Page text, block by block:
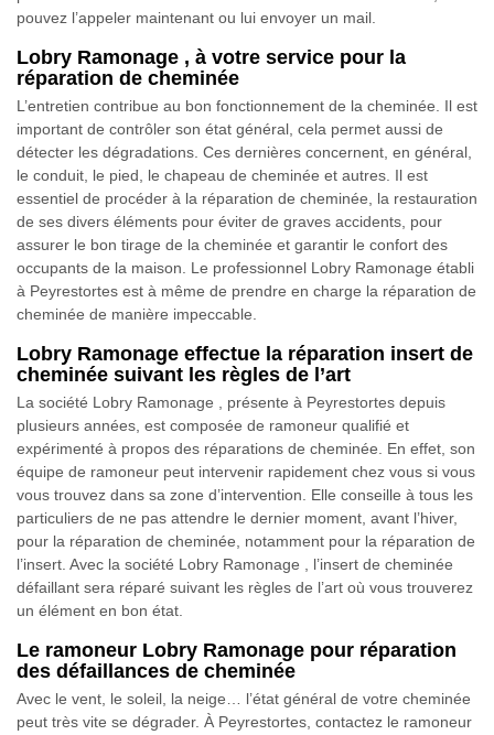
pouvez l’appeler maintenant ou lui envoyer un mail.
Lobry Ramonage , à votre service pour la
réparation de cheminée
L’entretien contribue au bon fonctionnement de la cheminée. Il est
important de contrôler son état général, cela permet aussi de
détecter les dégradations. Ces dernières concernent, en général,
le conduit, le pied, le chapeau de cheminée et autres. Il est
essentiel de procéder à la réparation de cheminée, la restauration
de ses divers éléments pour éviter de graves accidents, pour
assurer le bon tirage de la cheminée et garantir le confort des
occupants de la maison. Le professionnel Lobry Ramonage établi
à Peyrestortes est à même de prendre en charge la réparation de
cheminée de manière impeccable.
Lobry Ramonage effectue la réparation insert de
cheminée suivant les règles de l’art
La société Lobry Ramonage , présente à Peyrestortes depuis
plusieurs années, est composée de ramoneur qualifié et
expérimenté à propos des réparations de cheminée. En effet, son
équipe de ramoneur peut intervenir rapidement chez vous si vous
vous trouvez dans sa zone d’intervention. Elle conseille à tous les
particuliers de ne pas attendre le dernier moment, avant l’hiver,
pour la réparation de cheminée, notamment pour la réparation de
l’insert. Avec la société Lobry Ramonage , l’insert de cheminée
défaillant sera réparé suivant les règles de l’art où vous trouverez
un élément en bon état.
Le ramoneur Lobry Ramonage pour réparation
des défaillances de cheminée
Avec le vent, le soleil, la neige… l’état général de votre cheminée
peut très vite se dégrader. À Peyrestortes, contactez le ramoneur